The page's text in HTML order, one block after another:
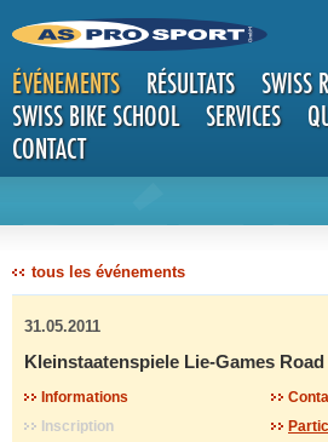
ÉVÉNEMENTS RÉSULTATS
SWISS
SWISS BIKE SCHOOL
SERVICES
CONTACT
tous les événements
31.05.2011
Kleinstaatenspiele Lie-Games Road
Informations
Inscription